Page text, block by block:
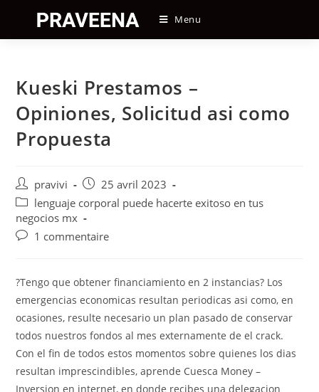
content
Menu
Kueski Prestamos –
Opiniones, Solicitud asi­ como
Propuesta
Auteur/autrice
de
la
publication :
pravivi
Post
published:
25 avril 2023
Post
category:
lenguaje corporal puede hacerte exitoso en tus
negocios mx
Post1 commentaire
?Tengo que obtener financiamiento en 2 instancias? Los
emergencias economicas resultan periodicas asi­ como, en
ocasiones, resulte necesario un plan pasado de conservar
todos nuestros fondos al mes externamente de el crack.
Con el fin de todos estos momentos sobre quienes los dias
resultan imprescindibles, aprende Cuesca Money –
Inversion en internet, en donde recibes una delegacion